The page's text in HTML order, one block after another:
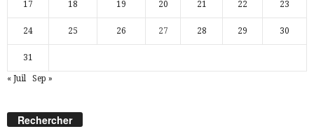
17 18 19 20 21 22 23
24 25 26 27 28 29 30
31
« Juil Sep »
Rechercher